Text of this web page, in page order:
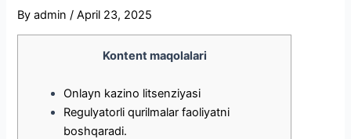
Byadmin/April 23, 2025
Kontent maqolalari
Onlayn kazino litsenziyasi
Regulyatorli qurilmalar faoliyatni
boshqaradi.